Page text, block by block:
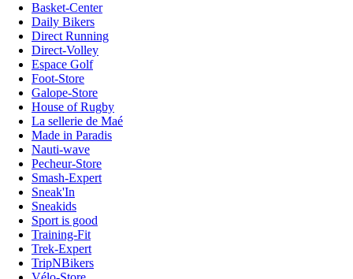
Basket-Center
Daily Bikers
Direct Running
Direct-Volley
Espace Golf
Foot-Store
Galope-Store
House of Rugby
La sellerie de Maé
Made in Paradis
Nauti-wave
Pecheur-Store
Smash-Expert
Sneak'In
Sneakids
Sport is good
Training-Fit
Trek-Expert
TripNBikers